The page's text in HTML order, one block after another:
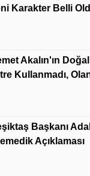
Karakter Belli
Akalın'ın
Kullanmadı,
Başkanı
Açıklaması